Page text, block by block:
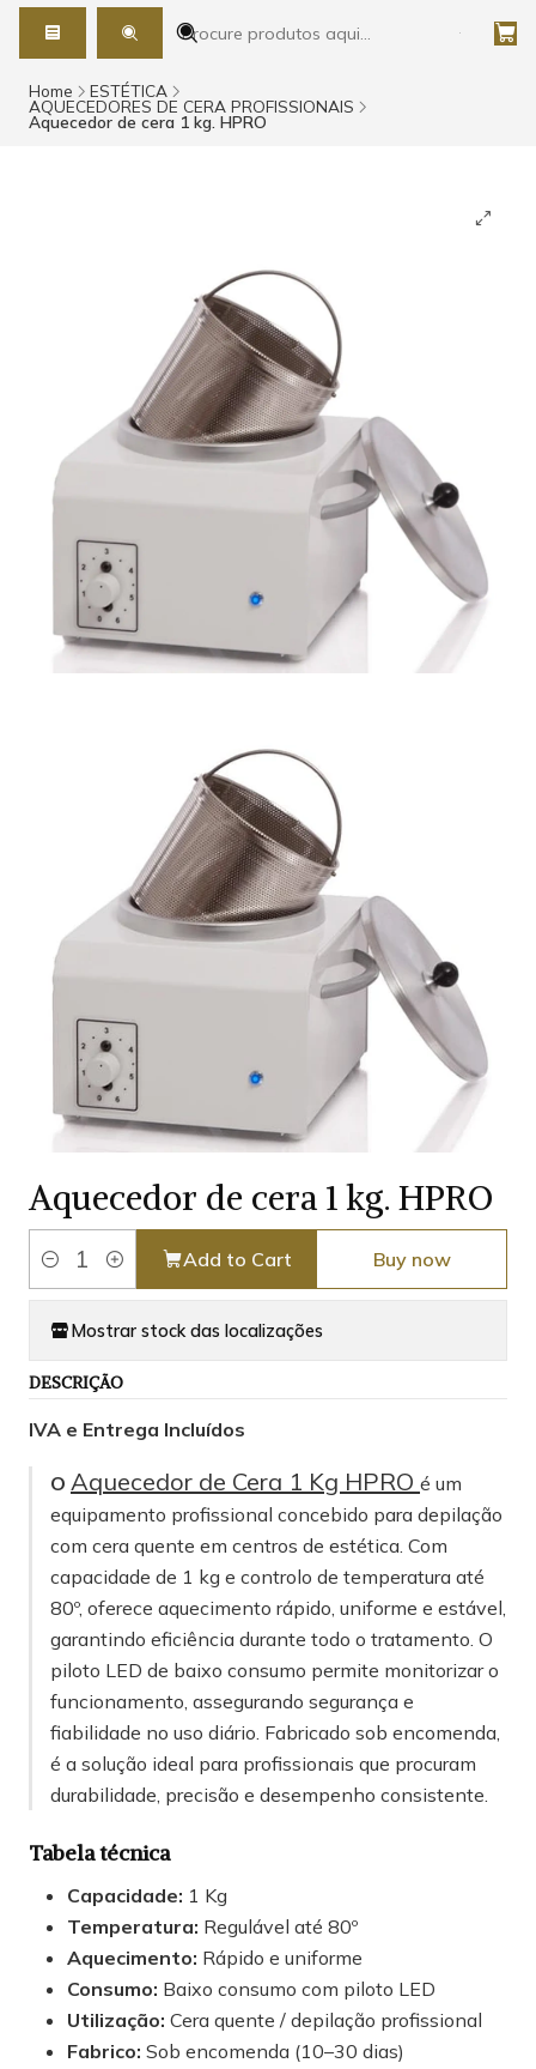
Home ESTÉTICA
AQUECEDORES DE CERA PROFISSIONAIS
Aquecedor de cera 1 kg. HPRO
Aquecedor de cera 1 kg. HPRO
Quantity
Add to Cart Buy now
Mostrar stock das localizações
DESCRIÇÃO
IVA e Entrega Incluídos
O Aquecedor de Cera 1 Kg HPRO é um
equipamento profissional concebido para depilação
com cera quente em centros de estética. Com
capacidade de 1 kg e controlo de temperatura até
80º, oferece aquecimento rápido, uniforme e estável,
garantindo eficiência durante todo o tratamento. O
piloto LED de baixo consumo permite monitorizar o
funcionamento, assegurando segurança e
fiabilidade no uso diário. Fabricado sob encomenda,
é a solução ideal para profissionais que procuram
durabilidade, precisão e desempenho consistente.
Tabela técnica
Capacidade: 1 Kg
Temperatura: Regulável até 80º
Aquecimento: Rápido e uniforme
Consumo: Baixo consumo com piloto LED
Utilização: Cera quente / depilação profissional
Fabrico: Sob encomenda (10–30 dias)